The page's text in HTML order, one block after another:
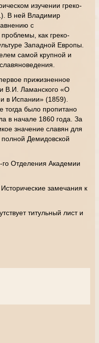
изучении греко-
В ней Владимир
с
как греко-
Западной Европы.
самой крупной и
прижизненное
В.И. Ламанского «О
в Испании» (1859).
тогда было пропитано
в начале 1860 года. За
значение славян для
Демидовской
го Отделения Академии
замечания к
титульный лист и